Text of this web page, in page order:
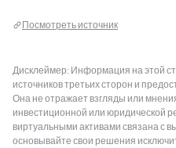
Посмотреть источник
Дисклеймер: Информация на этой
источников третьих сторон и
Она не отражает взгляды или
инвестиционной или юридической
виртуальными активами связана с
основывайте свои решения